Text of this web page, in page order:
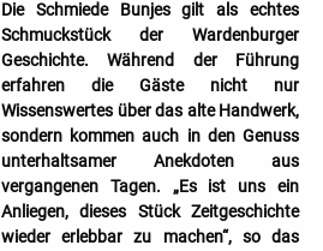
Die Schmiede Bunjes gilt als echtes
Schmuckstück der Wardenburger
Geschichte. Während der Führung
erfahren die Gäste nicht nur
Wissenswertes über das alte Handwerk,
sondern kommen auch in den Genuss
unterhaltsamer Anekdoten aus
vergangenen Tagen. „Es ist uns ein
Anliegen, dieses Stück Zeitgeschichte
wieder erlebbar zu machen“, so das